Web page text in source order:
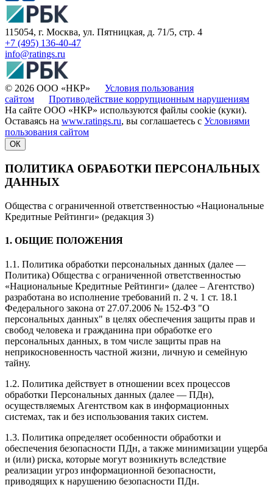
115054, г. Москва, ул. Пятницкая, д. 71/5, стр. 4
+7 (495) 136-40-47
info@ratings.ru
© 2026 ООО «НКР» Условия пользования
сайтом
Противодействие коррупционным нарушениям
На сайте ООО «НКР» используются файлы cookie (куки).
Оставаясь на www.ratings.ru, вы соглашаетесь с Условиями
пользования сайтом
ОК
ПОЛИТИКА ОБРАБОТКИ ПЕРСОНАЛЬНЫХ
ДАННЫХ
Общества с ограниченной ответственностью «Национальные
Кредитные Рейтинги» (редакция 3)
1. ОБЩИЕ ПОЛОЖЕНИЯ
1.1. Политика обработки персональных данных (далее —
Политика) Общества с ограниченной ответственностью
«Национальные Кредитные Рейтинги» (далее – Агентство)
разработана во исполнение требований п. 2 ч. 1 ст. 18.1
Федерального закона от 27.07.2006 № 152-ФЗ "О
персональных данных" в целях обеспечения защиты прав и
свобод человека и гражданина при обработке его
персональных данных, в том числе защиты прав на
неприкосновенность частной жизни, личную и семейную
тайну.
1.2. Политика действует в отношении всех процессов
обработки Персональных данных (далее — ПДн),
осуществляемых Агентством как в информационных
системах, так и без использования таких систем.
1.3. Политика определяет особенности обработки и
обеспечения безопасности ПДн, а также минимизации ущерба
и (или) риска, которые могут возникнуть вследствие
реализации угроз информационной безопасности,
приводящих к нарушению безопасности ПДн.